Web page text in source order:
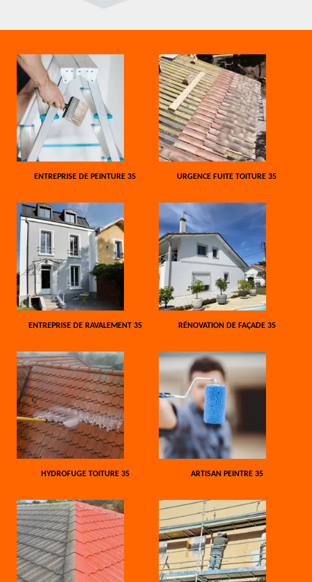
ENTREPRISE DE PEINTURE 35 URGENCE FUITE TOITURE 35
ENTREPRISE DE RAVALEMENT 35 RÉNOVATION DE FAÇADE 35
HYDROFUGE TOITURE 35 ARTISAN PEINTRE 35